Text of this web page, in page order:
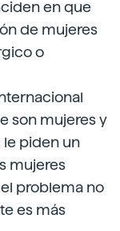
en que
de mujeres
o
son mujeres y
le piden un
mujeres
problema no
es más